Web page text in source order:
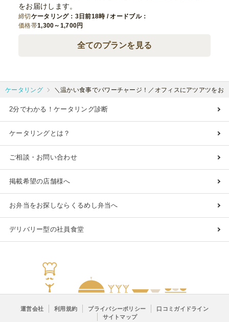
をお届けします。
締切ケータリング：3日前18時 / オードブル：
価格帯1,300～1,700円
全てのプランを見る
ケータリング ＼温かい食事でパワーチャージ！／オフィスにアツアツをお
2分でわかる！ケータリング診断
ケータリングとは？
ご相談・お問い合わせ
掲載希望の店舗様へ
お弁当をお探しならくるめし弁当へ
デリバリー型の社員食堂
運営会社 利用規約 プライバシーポリシー
口コミガイドライン
サイトマップ